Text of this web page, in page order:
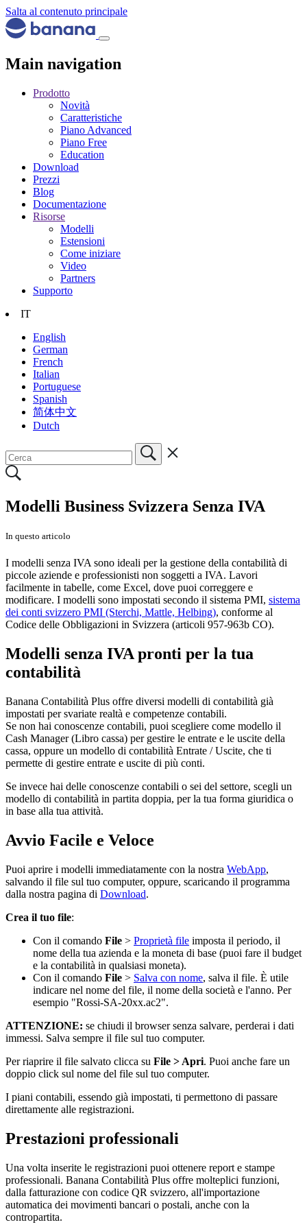
Salta al contenuto principale
Main navigation
Prodotto
Novità
Caratteristiche
Piano Advanced
Piano Free
Education
Download
Prezzi
Blog
Documentazione
Risorse
Modelli
Estensioni
Come iniziare
Video
Partners
Supporto
IT
English
German
French
Italian
Portuguese
Spanish
简体中文
Dutch
Modelli Business Svizzera Senza IVA
In questo articolo
I modelli senza IVA sono ideali per la gestione della contabilità di
piccole aziende e professionisti non soggetti a IVA. Lavori
facilmente in tabelle, come Excel, dove puoi correggere e
modificare. I modelli sono impostati secondo il sistema PMI, sistema
dei conti svizzero PMI (Sterchi, Mattle, Helbing), conforme al
Codice delle Obbligazioni in Svizzera (articoli 957-963b CO).
Modelli senza IVA pronti per la tua
contabilità
Banana Contabilità Plus offre diversi modelli di contabilità già
impostati per svariate realtà e competenze contabili.
Se non hai conoscenze contabili, puoi scegliere come modello il
Cash Manager (Libro cassa) per gestire le entrate e le uscite della
cassa, oppure un modello di contabilità Entrate / Uscite, che ti
permette di gestire entrate e uscite di più conti.
Se invece hai delle conoscenze contabili o sei del settore, scegli un
modello di contabilità in partita doppia, per la tua forma giuridica o
in base alla tua attività.
Avvio Facile e Veloce
Puoi aprire i modelli immediatamente con la nostra WebApp,
salvando il file sul tuo computer, oppure, scaricando il programma
dalla nostra pagina di Download.
Crea il tuo file:
Con il comando File > Proprietà file imposta il periodo, il
nome della tua azienda e la moneta di base (puoi fare il budget
e la contabilità in qualsiasi moneta).
Con il comando File > Salva con nome, salva il file. È utile
indicare nel nome del file, il nome della società e l'anno. Per
esempio "Rossi-SA-20xx.ac2".
ATTENZIONE: se chiudi il browser senza salvare, perderai i dati
immessi. Salva sempre il file sul tuo computer.
Per riaprire il file salvato clicca su File > Apri. Puoi anche fare un
doppio click sul nome del file sul tuo computer.
I piani contabili, essendo già impostati, ti permettono di passare
direttamente alle registrazioni.
Prestazioni professionali
Una volta inserite le registrazioni puoi ottenere report e stampe
professionali. Banana Contabilità Plus offre molteplici funzioni,
dalla fatturazione con codice QR svizzero, all'importazione
automatica dei movimenti bancari o postali, anche con la
contropartita.